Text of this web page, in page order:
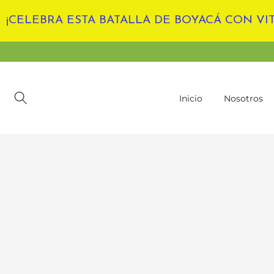
Ir
contenido
¡CELEBRA ESTA BATALLA DE BOYACÁ CON
Inicio Nosotros